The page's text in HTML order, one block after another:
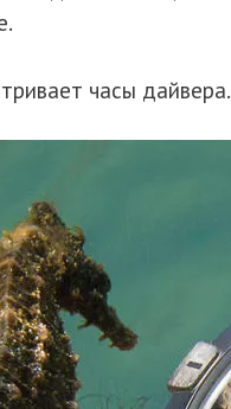
часы дайвера.